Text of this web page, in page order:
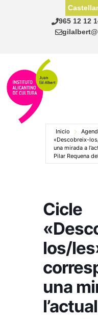
965 12 12
Inicio
«Descobreix-
una mirada a
Pilar Requena
Cicle
los/
una